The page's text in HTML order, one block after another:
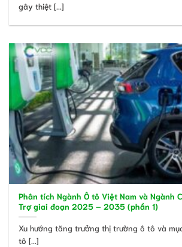
gây thiệt [...]
Phân tích Ngành Ô tô Việt Nam và Ngành
Trợ giai đoạn 2025 – 2035 (phần 1)
Xu hướng tăng trưởng thị trường ô tô và
tô [...]